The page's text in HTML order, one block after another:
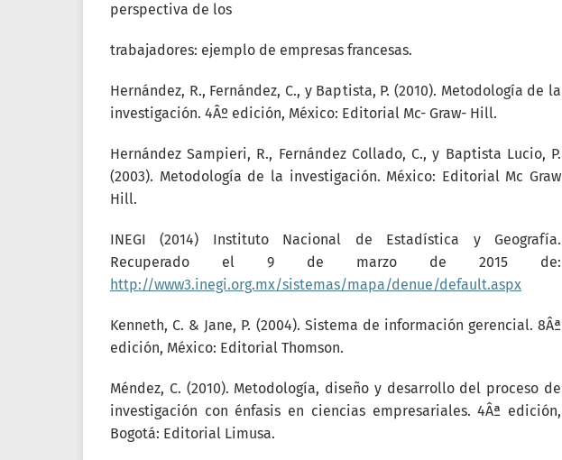
perspectiva de los
trabajadores: ejemplo de empresas francesas.
Hernández, R., Fernández, C., y Baptista, P. (2010). Metodología de la
investigación. 4Âº edición, México: Editorial Mc- Graw- Hill.
Hernández Sampieri, R., Fernández Collado, C., y Baptista Lucio, P.
(2003). Metodología de la investigación. México: Editorial Mc Graw
Hill.
INEGI (2014) Instituto Nacional de Estadística y Geografía.
Recuperado el 9 de marzo de 2015 de:
http://www3.inegi.org.mx/sistemas/mapa/denue/default.aspx
Kenneth, C. & Jane, P. (2004). Sistema de información gerencial. 8Âª
edición, México: Editorial Thomson.
Méndez, C. (2010). Metodología, diseño y desarrollo del proceso de
investigación con énfasis en ciencias empresariales. 4Âª edición,
Bogotá: Editorial Limusa.